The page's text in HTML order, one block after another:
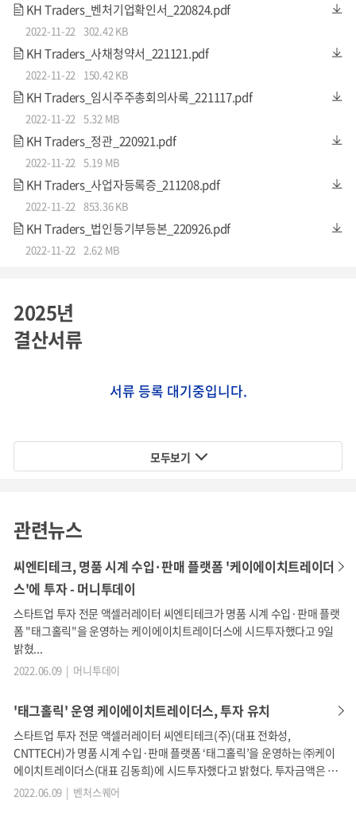
KH트레이더스가 거래 중인 해외 공식 유통사 목록
누적 3,000건의 명품시계 판매
구매 고객들의 높은 신뢰도
명품은 고관여 상품이며 특히나 온라인 시장에서는 구매 고
객들과의 신뢰 관계가 중요합니다. KH트레이더스는 지금까
투자포인트 4.
기관투자자 투자 유치
성장 가능성 인정받은 스타트업
KH트레이더스는 명품 소싱 능력과 명품시계 버티컬 플랫폼
KH Traders_벤처기업확인서_220824.pdf
2022-11-22 302.42 KB
KH Traders_사채청약서_221121.pdf
2022-11-22 150.42 KB
KH Traders_임시주주총회의사록_221117.pdf
2022-11-22 5.32 MB
KH Traders_정관_220921.pdf
2022-11-22 5.19 MB
KH Traders_사업자등록증_211208.pdf
2022-11-22 853.36 KB
KH Traders_법인등기부등본_220926.pdf
2022-11-22 2.62 MB
2025년
결산서류
서류 등록 대기중입니다.
모두보기
관련뉴스
씨엔티테크, 명품 시계 수입·판매 플랫폼 '케이에이치트레이더
스'에 투자 - 머니투데이
스타트업 투자 전문 액셀러레이터 씨엔티테크가 명품 시계 수입·판매 플랫
폼 "태그홀릭"을 운영하는 케이에이치트레이더스에 시드투자했다고 9일
밝혔...
2022.06.09 | 머니투데이
'태그홀릭' 운영 케이에이치트레이더스, 투자 유치
스타트업 투자 전문 액셀러레이터 씨엔티테크(주)(대표 전화성,
CNTTECH)가 명품 시계 수입·판매 플랫폼 ‘태그홀릭’을 운영하는 ㈜케이
에이치트레이더스(대표 김동희)에 시드투자했다고 밝혔다. 투자금액은 비
공개다. 케이에이치트레이더스는 자사몰(태그홀릭), 네이버 스마트스토어,
2022.06.09 | 벤처스퀘어